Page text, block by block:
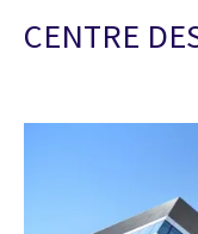
CENTRE